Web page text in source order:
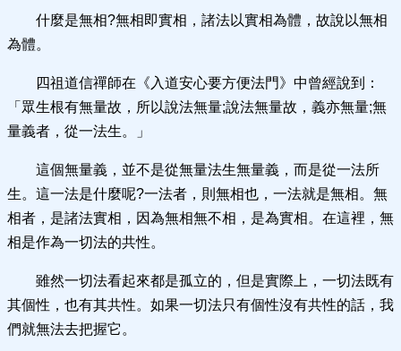
什麼是無相?無相即實相，諸法以實相為體，故說以無相
為體。
四祖道信禪師在《入道安心要方便法門》中曾經說到：
「眾生根有無量故，所以說法無量;說法無量故，義亦無量;無
量義者，從一法生。」
這個無量義，並不是從無量法生無量義，而是從一法所
生。這一法是什麼呢?一法者，則無相也，一法就是無相。無
相者，是諸法實相，因為無相無不相，是為實相。在這裡，無
相是作為一切法的共性。
雖然一切法看起來都是孤立的，但是實際上，一切法既有
其個性，也有其共性。如果一切法只有個性沒有共性的話，我
們就無法去把握它。